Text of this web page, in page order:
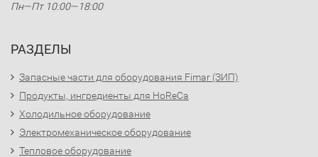
Пн—Пт 10:00—18:00
РАЗДЕЛЫ
Запасные части для оборудования Fimar (ЗИП)
Продукты, ингредиенты для HoReCa
Холодильное оборудование
Электромеханическое оборудование
Тепловое оборудование